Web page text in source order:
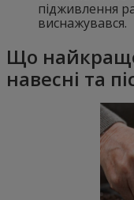
підживлення
виснажувався.
Що
навесні та